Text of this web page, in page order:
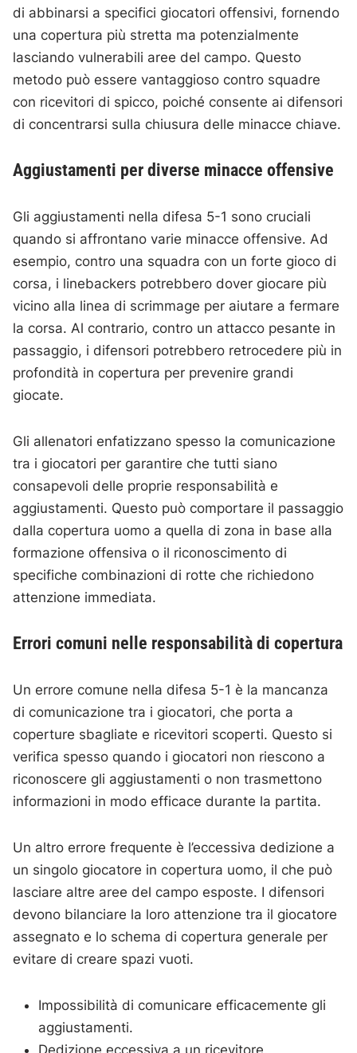
di abbinarsi a specifici giocatori offensivi, fornendo
una copertura più stretta ma potenzialmente
lasciando vulnerabili aree del campo. Questo
metodo può essere vantaggioso contro squadre
con ricevitori di spicco, poiché consente ai difensori
di concentrarsi sulla chiusura delle minacce chiave.
Aggiustamenti per diverse minacce offensive
Gli aggiustamenti nella difesa 5-1 sono cruciali
quando si affrontano varie minacce offensive. Ad
esempio, contro una squadra con un forte gioco di
corsa, i linebackers potrebbero dover giocare più
vicino alla linea di scrimmage per aiutare a fermare
la corsa. Al contrario, contro un attacco pesante in
passaggio, i difensori potrebbero retrocedere più in
profondità in copertura per prevenire grandi
giocate.
Gli allenatori enfatizzano spesso la comunicazione
tra i giocatori per garantire che tutti siano
consapevoli delle proprie responsabilità e
aggiustamenti. Questo può comportare il passaggio
dalla copertura uomo a quella di zona in base alla
formazione offensiva o il riconoscimento di
specifiche combinazioni di rotte che richiedono
attenzione immediata.
Errori comuni nelle responsabilità di copertura
Un errore comune nella difesa 5-1 è la mancanza
di comunicazione tra i giocatori, che porta a
coperture sbagliate e ricevitori scoperti. Questo si
verifica spesso quando i giocatori non riescono a
riconoscere gli aggiustamenti o non trasmettono
informazioni in modo efficace durante la partita.
Un altro errore frequente è l’eccessiva dedizione a
un singolo giocatore in copertura uomo, il che può
lasciare altre aree del campo esposte. I difensori
devono bilanciare la loro attenzione tra il giocatore
assegnato e lo schema di copertura generale per
evitare di creare spazi vuoti.
Impossibilità di comunicare efficacemente gli
aggiustamenti.